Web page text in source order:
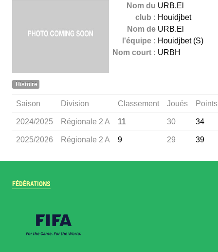
Nom du
club :
URB.El
Houidjbet
Nom de
l'équipe :
URB.El
Houidjbet (S)
Nom court : URBH
Histoire
Saison Division Classement Joués Points
2024/2025 Régionale 2 A 11 30 34
2025/2026 Régionale 2 A 9 29 39
FÉDÉRATIONS